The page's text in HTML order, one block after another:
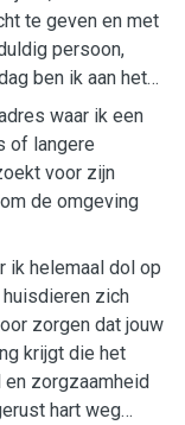
te geven en met
persoon,
ben ik aan het
waar ik een
of langere
voor zijn
de omgeving
ik helemaal dol op
zich
zorgen dat jouw
krijgt die het
en zorgzaamheid
hart weg